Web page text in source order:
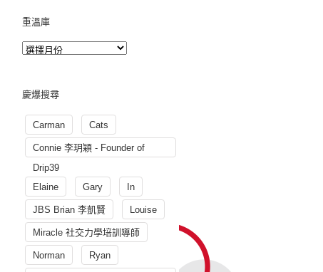
重溫庫
慶爆搜尋
Carman Cats
Connie 李玥穎 - Founder of
Drip39
Elaine
Gary In
JBS Brian 李凱賢 Louise
Miracle 社交力學培訓導師
Norman Ryan